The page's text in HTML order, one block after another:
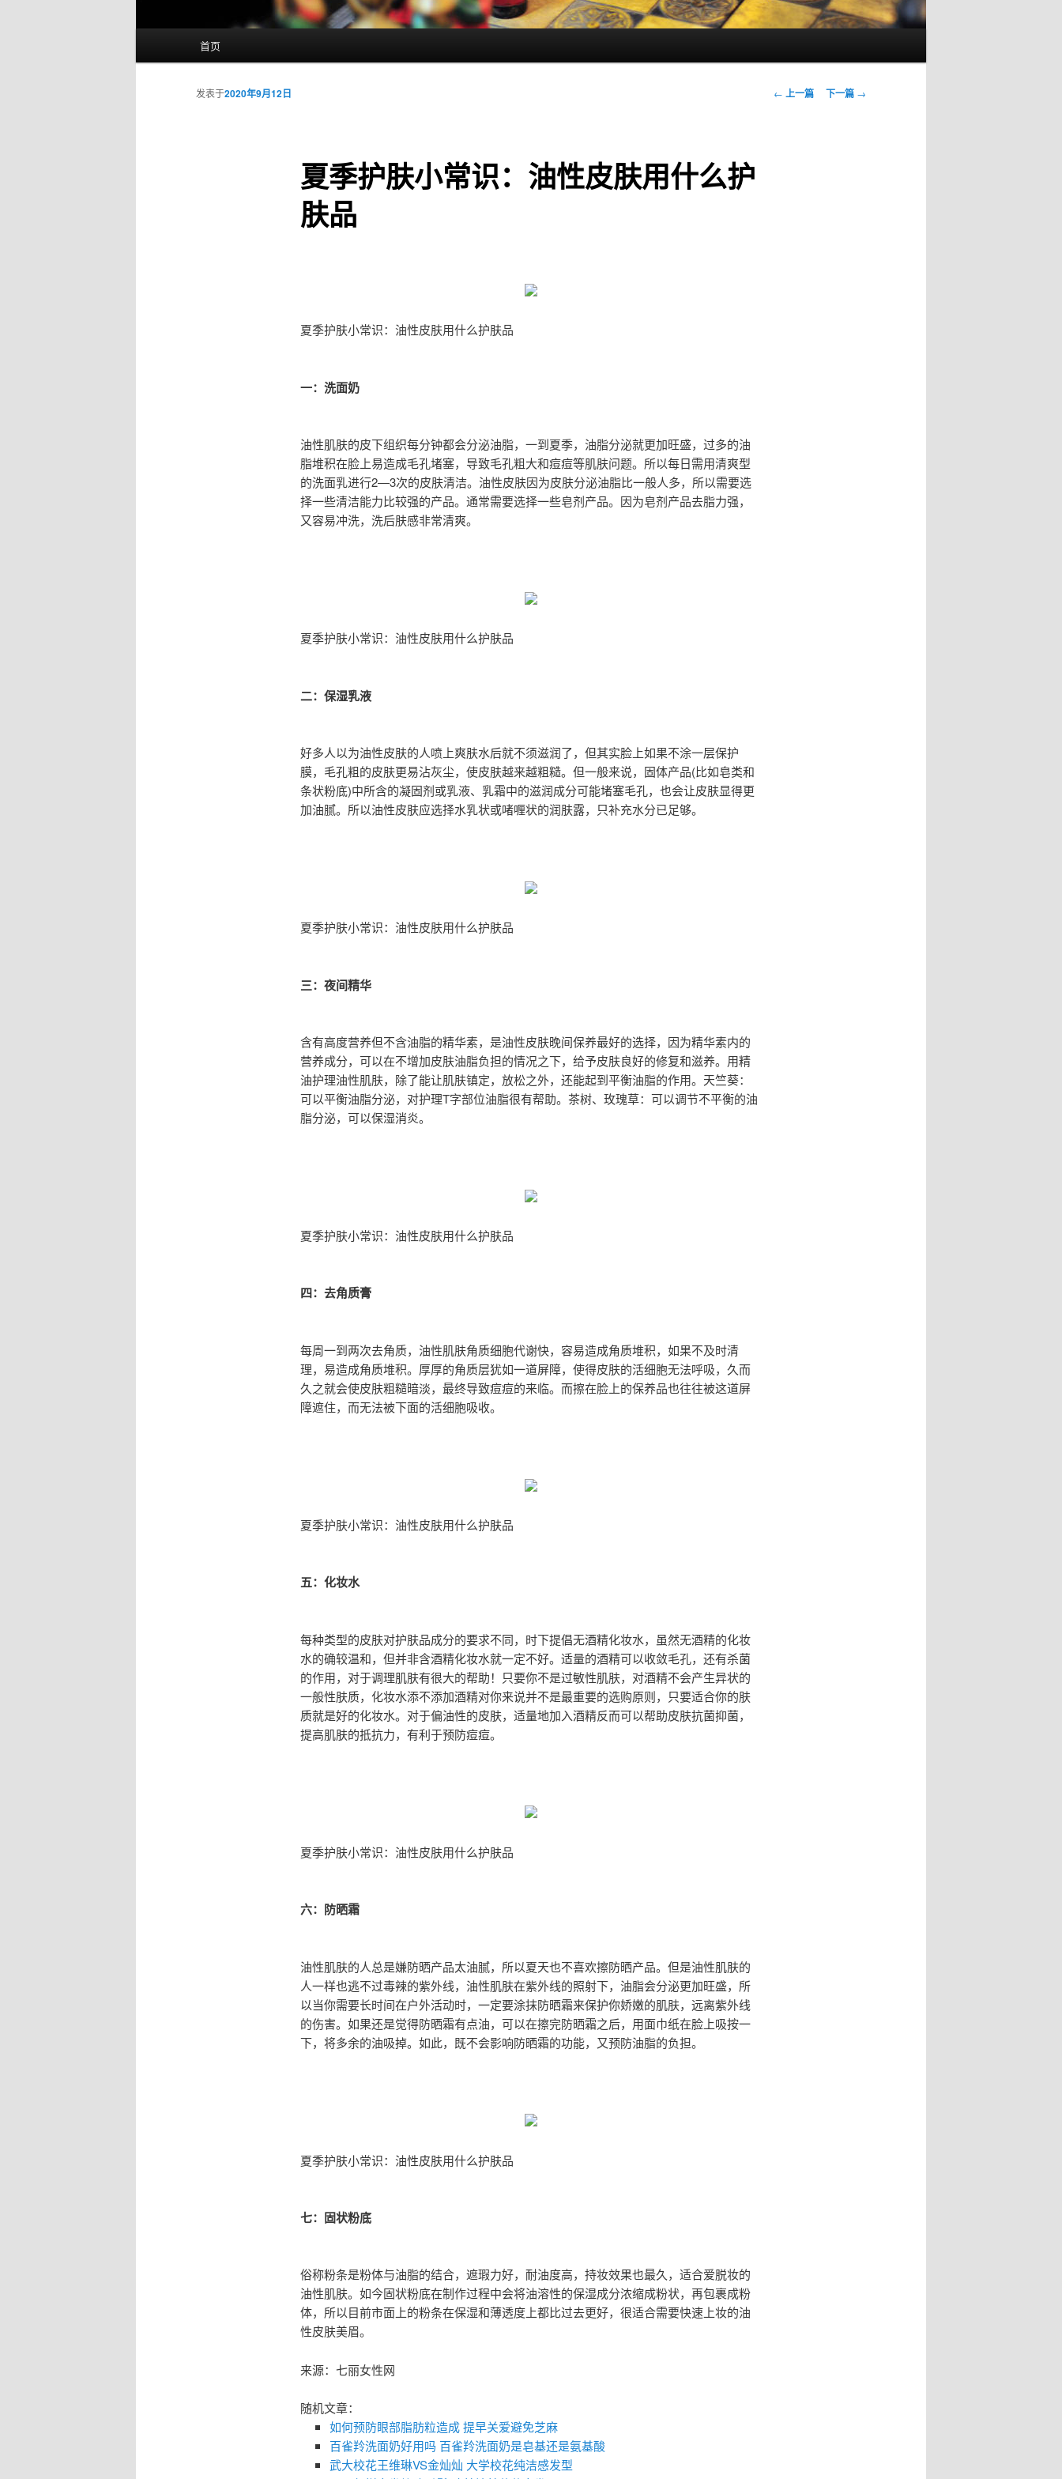
首页
文
← 上一篇 下一篇 →
夏季护肤小常识：油性皮肤用什么护
肤品
发表于2020年9月12日
夏季护肤小常识：油性皮肤用什么护肤品
一：洗面奶
油性肌肤的皮下组织每分钟都会分泌油脂，一到夏季，油脂分泌就更加旺盛，过多的油
脂堆积在脸上易造成毛孔堵塞，导致毛孔粗大和痘痘等肌肤问题。所以每日需用清爽型
的洗面乳进行2—3次的皮肤清洁。油性皮肤因为皮肤分泌油脂比一般人多，所以需要选
择一些清洁能力比较强的产品。通常需要选择一些皂剂产品。因为皂剂产品去脂力强，
又容易冲洗，洗后肤感非常清爽。
夏季护肤小常识：油性皮肤用什么护肤品
二：保湿乳液
好多人以为油性皮肤的人喷上爽肤水后就不须滋润了，但其实脸上如果不涂一层保护
膜，毛孔粗的皮肤更易沾灰尘，使皮肤越来越粗糙。但一般来说，固体产品(比如皂类和
条状粉底)中所含的凝固剂或乳液、乳霜中的滋润成分可能堵塞毛孔，也会让皮肤显得更
加油腻。所以油性皮肤应选择水乳状或啫喱状的润肤露，只补充水分已足够。
夏季护肤小常识：油性皮肤用什么护肤品
三：夜间精华
含有高度营养但不含油脂的精华素，是油性皮肤晚间保养最好的选择，因为精华素内的
营养成分，可以在不增加皮肤油脂负担的情况之下，给予皮肤良好的修复和滋养。用精
油护理油性肌肤，除了能让肌肤镇定，放松之外，还能起到平衡油脂的作用。天竺葵：
可以平衡油脂分泌，对护理T字部位油脂很有帮助。茶树、玫瑰草：可以调节不平衡的油
脂分泌，可以保湿消炎。
夏季护肤小常识：油性皮肤用什么护肤品
四：去角质膏
每周一到两次去角质，油性肌肤角质细胞代谢快，容易造成角质堆积，如果不及时清
理，易造成角质堆积。厚厚的角质层犹如一道屏障，使得皮肤的活细胞无法呼吸，久而
久之就会使皮肤粗糙暗淡，最终导致痘痘的来临。而擦在脸上的保养品也往往被这道屏
障遮住，而无法被下面的活细胞吸收。
夏季护肤小常识：油性皮肤用什么护肤品
五：化妆水
每种类型的皮肤对护肤品成分的要求不同，时下提倡无酒精化妆水，虽然无酒精的化妆
水的确较温和，但并非含酒精化妆水就一定不好。适量的酒精可以收敛毛孔，还有杀菌
的作用，对于调理肌肤有很大的帮助！只要你不是过敏性肌肤，对酒精不会产生异状的
一般性肤质，化妆水添不添加酒精对你来说并不是最重要的选购原则，只要适合你的肤
质就是好的化妆水。对于偏油性的皮肤，适量地加入酒精反而可以帮助皮肤抗菌抑菌，
提高肌肤的抵抗力，有利于预防痘痘。
夏季护肤小常识：油性皮肤用什么护肤品
六：防晒霜
油性肌肤的人总是嫌防晒产品太油腻，所以夏天也不喜欢擦防晒产品。但是油性肌肤的
人一样也逃不过毒辣的紫外线，油性肌肤在紫外线的照射下，油脂会分泌更加旺盛，所
以当你需要长时间在户外活动时，一定要涂抹防晒霜来保护你娇嫩的肌肤，远离紫外线
的伤害。如果还是觉得防晒霜有点油，可以在擦完防晒霜之后，用面巾纸在脸上吸按一
下，将多余的油吸掉。如此，既不会影响防晒霜的功能，又预防油脂的负担。
夏季护肤小常识：油性皮肤用什么护肤品
七：固状粉底
俗称粉条是粉体与油脂的结合，遮瑕力好，耐油度高，持妆效果也最久，适合爱脱妆的
油性肌肤。如今固状粉底在制作过程中会将油溶性的保湿成分浓缩成粉状，再包裹成粉
体，所以目前市面上的粉条在保湿和薄透度上都比过去更好，很适合需要快速上妆的油
性皮肤美眉。
来源：七丽女性网
随机文章：
如何预防眼部脂肪粒造成 提早关爱避免芝麻
百雀羚洗面奶好用吗 百雀羚洗面奶是皂基还是氨基酸
武大校花王维琳VS金灿灿 大学校花纯洁感发型